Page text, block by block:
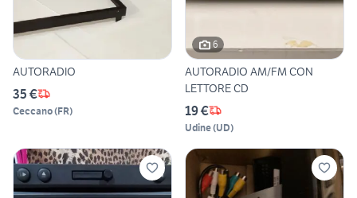
AUTORADIO
35 €
Ceccano(FR)
6
AUTORADIO AM/FM CON
LETTORE CD
19 €
Udine(UD)